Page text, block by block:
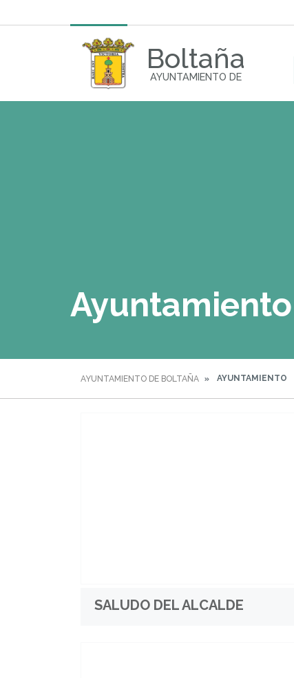
Boltaña
AYUNTAMIENTO DE
Ayuntamiento
AYUNTAMIENTO DE BOLTAÑA AYUNTAMIENTO
SALUDO DEL ALCALDE